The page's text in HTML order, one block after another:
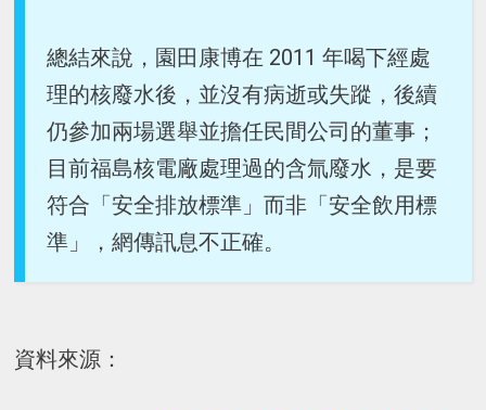
總結來說，園田康博在 2011 年喝下經處
理的核廢水後，並沒有病逝或失蹤，後續
仍參加兩場選舉並擔任民間公司的董事；
目前福島核電廠處理過的含氚廢水，是要
符合「安全排放標準」而非「安全飲用標
準」，網傳訊息不正確。
資料來源：